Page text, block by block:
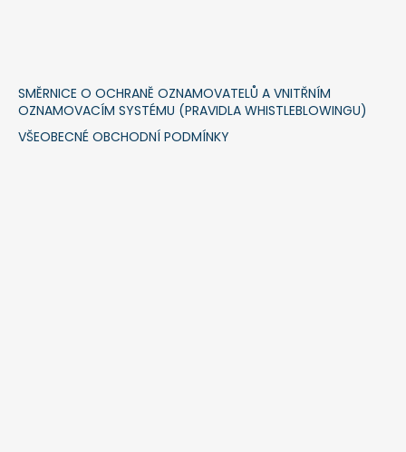
SMĚRNICE O OCHRANĚ OZNAMOVATELŮ A VNITŘNÍM
OZNAMOVACÍM SYSTÉMU (PRAVIDLA WHISTLEBLOWINGU)
VŠEOBECNÉ OBCHODNÍ PODMÍNKY